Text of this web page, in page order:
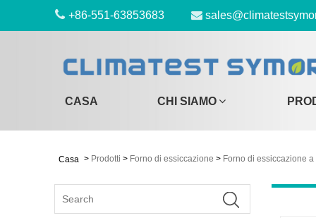
+86-551-63853683
CASA CHI SIAMO
Casa > Prodotti > Forno di essiccazione > Forno di essiccazione a